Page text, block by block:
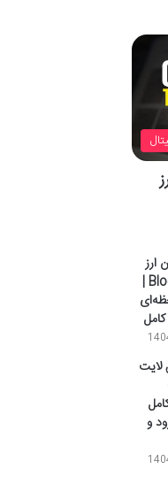
ارز
Blocktopia |
لایت
و